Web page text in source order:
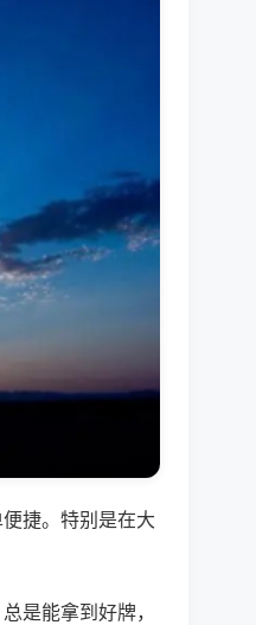
捷。特别是在大
是能拿到好牌，